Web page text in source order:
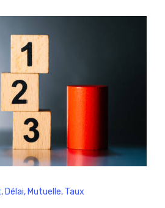
, Délai, Mutuelle, Taux